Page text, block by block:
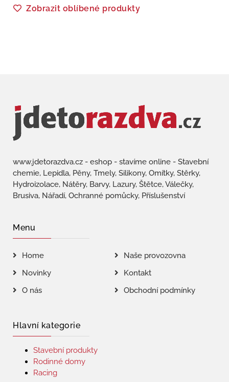
Zobrazit oblíbené produkty
www.jdetorazdva.cz - eshop - stavíme online - Stavební
chemie, Lepidla, Pěny, Tmely, Silikony, Omítky, Stěrky,
Hydroizolace, Nátěry, Barvy, Lazury, Štětce, Válečky,
Brusiva, Nářadí, Ochranné pomůcky, Příslušenství
Menu
Home
Naše provozovna
Novinky
Kontakt
O nás
Obchodní podmínky
Hlavní kategorie
Stavební produkty
Rodinné domy
Racing